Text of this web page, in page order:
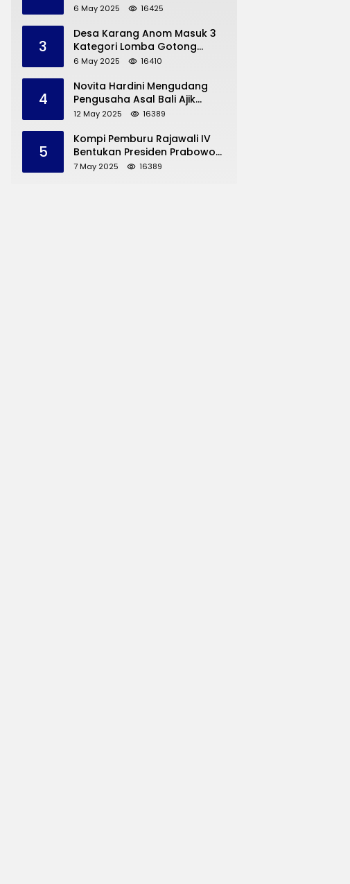
Bangunan SD Roboh Kades
Dana Pribadi
6 May 2025 16425
3
Desa Karang Anom Masuk 3
Kategori Lomba Gotong
Royong Provinsi Jatim, Ini
Trenggalek
6 May 2025 16410
4
Novita Hardini Mengudang
Pengusaha Asal Bali Ajik
Krisna, Berbagi Ilmu
dan UMKM Trenggalek
12 May 2025 16389
5
Kompi Pemburu Rajawali IV
Bentukan Presiden Prabowo
Reuni
7 May 2025 16389